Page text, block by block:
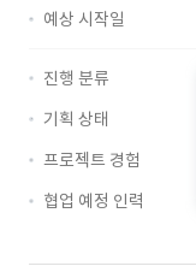
예상 시작일
진행 분류
기획 상태
프로젝트 경험
협업 예정 인력